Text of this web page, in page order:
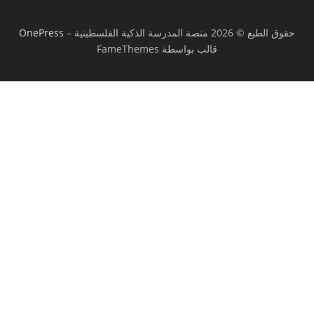
حقوق الطبع © 2026 منصة المدرسة الذكية الفلسطينية –
OnePress
قالب بواسطة FameThemes